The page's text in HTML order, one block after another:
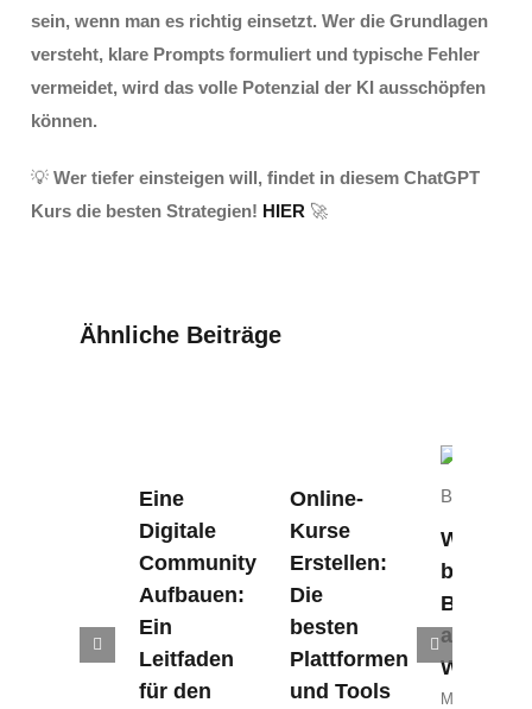
sein, wenn man es richtig einsetzt. Wer die Grundlagen
versteht, klare Prompts formuliert und typische Fehler
vermeidet, wird das volle Potenzial der KI ausschöpfen
können.
💡 Wer tiefer einsteigen will, findet in diesem ChatGPT
Kursdie besten Strategien! HIER 🚀
Ähnliche Beiträge
Eine
Digitale
Community
Aufbauen:
Ein
Leitfaden
für den
Online-
Kurse
Erstellen:
Die
besten
Plattformen
und Tools
Was
bedeutet
auf
März 11th,